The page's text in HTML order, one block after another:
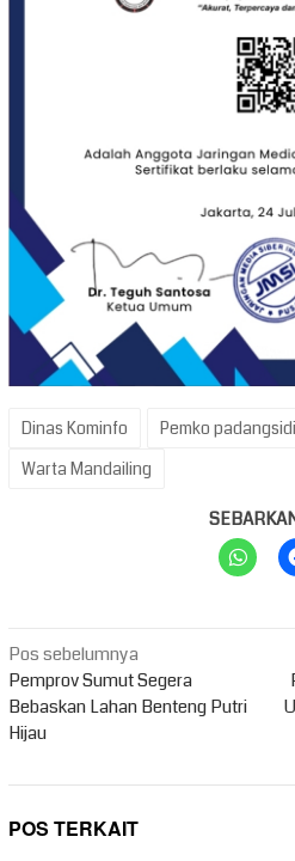
Dinas Kominfo
Pemko
Warta Mandailing
Navigasi
pos
Pos sebelumnya
Pemprov Sumut Segera
Bebaskan Lahan Benteng Putri
Hijau
POS TERKAIT